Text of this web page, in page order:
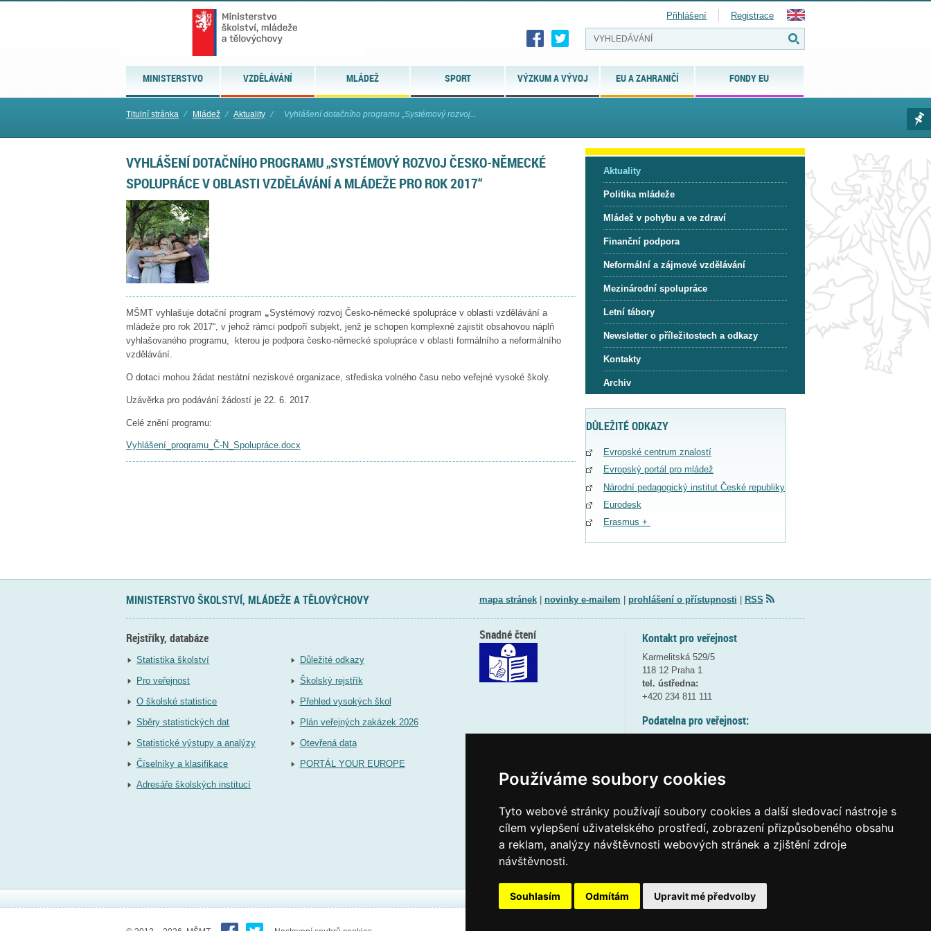
Používáme soubory cookies
Tyto webové stránky používají soubory cookies a další sledovací nástroje s
cílem vylepšení uživatelského prostředí, zobrazení přizpůsobeného obsahu
a reklam, analýzy návštěvnosti webových stránek a zjištění zdroje
návštěvnosti.
Souhlasím Odmítám Upravit mé předvolby
MINISTERSTVO VZDĚLÁVÁNÍ MLÁDEŽ SPORT VÝZKUM A VÝVOJ EU A ZAHRANIČÍ FONDY EU
Přihlášení Registrace
Titulní stránka ⁄ Mládež ⁄ Aktuality ⁄ Vyhlášení dotačního programu „Systémový rozvoj...
VYHLÁŠENÍ DOTAČNÍHO PROGRAMU „SYSTÉMOVÝ ROZVOJ ČESKO-NĚMECKÉ
SPOLUPRÁCE V OBLASTI VZDĚLÁVÁNÍ A MLÁDEŽE PRO ROK 2017“
MŠMT vyhlašuje dotační program „Systémový rozvoj Česko-německé spolupráce v oblasti vzdělávání a
mládeže pro rok 2017“, v jehož rámci podpoří subjekt, jenž je schopen komplexně zajistit obsahovou náplň
vyhlašovaného programu, kterou je podpora česko-německé spolupráce v oblasti formálního a neformálního
vzdělávání.
O dotaci mohou žádat nestátní neziskové organizace, střediska volného času nebo veřejné vysoké školy.
Uzávěrka pro podávání žádostí je 22. 6. 2017.
Celé znění programu:
Vyhlášení_programu_Č-N_Spolupráce.docx
Aktuality
Politika mládeže
Mládež v pohybu a ve zdraví
Finanční podpora
Neformální a zájmové vzdělávání
Mezinárodní spolupráce
Letní tábory
Newsletter o příležitostech a odkazy
Kontakty
Archiv
DŮLEŽITÉ ODKAZY
Evropské centrum znalostí
Evropský portál pro mládež
Národní pedagogický institut České republiky
Eurodesk
Erasmus +
MINISTERSTVO ŠKOLSTVÍ, MLÁDEŽE A TĚLOVÝCHOVY mapa stránek| novinky e-mailem prohlášení o přístupnosti RSS
Rejstříky, databáze
Statistika školství
Pro veřejnost
O školské statistice
Sběry statistických dat
Statistické výstupy a analýzy
Číselníky a klasifikace
Adresáře školských institucí
Důležité odkazy
Školský rejstřík
Přehled vysokých škol
Plán veřejných zakázek 2026
Otevřená data
PORTÁL YOUR EUROPE
Kontakt pro veřejnost
Karmelitská 529/5
118 12 Praha 1
tel. ústředna:
+420 234 811 111
Podatelna pro veřejnost:
(více informací
Elektronická podatelna:
posta@msmt.gov.cz
Snadné čtení